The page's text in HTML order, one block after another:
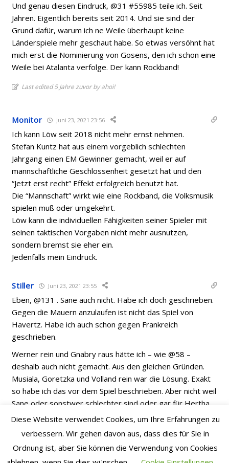
Und genau diesen Eindruck, @31 #55985 teile ich. Seit
Jahren. Eigentlich bereits seit 2014. Und sie sind der
Grund dafür, warum ich ne Weile überhaupt keine
Länderspiele mehr geschaut habe. So etwas versöhnt hat
mich erst die Nominierung von Gosens, den ich schon eine
Weile bei Atalanta verfolge. Der kann Rockband!
Last edited 5 Jahre zuvor by ahoi!
Monitor Juni 23, 2021 23:56
Ich kann Löw seit 2018 nicht mehr ernst nehmen.
Stefan Kuntz hat aus einem vorgeblich schlechten
Jahrgang einen EM Gewinner gemacht, weil er auf
mannschaftliche Geschlossenheit gesetzt hat und den
“Jetzt erst recht” Effekt erfolgreich benutzt hat.
Die “Mannschaft” wirkt wie eine Rockband, die Volksmusik
spielen muß oder umgekehrt.
Löw kann die individuellen Fähigkeiten seiner Spieler mit
seinen taktischen Vorgaben nicht mehr ausnutzen,
sondern bremst sie eher ein.
Jedenfalls mein Eindruck.
Stiller Juni 23, 2021 23:55
Eben, @131 . Sane auch nicht. Habe ich doch geschrieben.
Gegen die Mauern anzulaufen ist nicht das Spiel von
Havertz. Habe ich auch schon gegen Frankreich
geschrieben.
Werner rein und Gnabry raus hätte ich – wie @58 –
deshalb auch nicht gemacht. Aus den gleichen Gründen.
Musiala, Goretzka und Volland rein war die Lösung. Exakt
so habe ich das vor dem Spiel beschrieben. Aber nicht weil
Sane oder sonstwer schlechter sind oder gar für Hertha
Ecken schießen sollten.
Abgesehen davon glaube ich nicht, dass wir den in der
nächsten Saison bezahlen könnten.
Diese Website verwendet Cookies, um Ihre Erfahrungen zu
verbessern. Wir gehen davon aus, dass dies für Sie in
Ordnung ist, aber Sie können die Verwendung von Cookies